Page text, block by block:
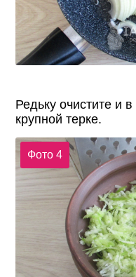
Редьку очистите и
крупной терке.
Фото 4